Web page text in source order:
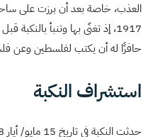
العذب، خاصة بعد أن برزت على
حافزًا له أن يكتب لفلسطين وعن
استشراف النكبة